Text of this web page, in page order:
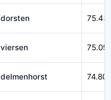
dorsten
viersen
delmenhorst